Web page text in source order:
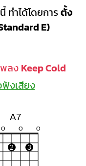
ทำได้โดยการตั้ง
E)
ลง Keep Cold
งเสียง
A7
O O O
2 3